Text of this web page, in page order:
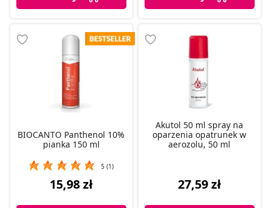
BIOCANTO Panthenol 10%
pianka 150 ml
5 (1)
15,98 zł
Akutol 50 ml spray na
oparzenia opatrunek w
aerozolu, 50 ml
27,59 zł